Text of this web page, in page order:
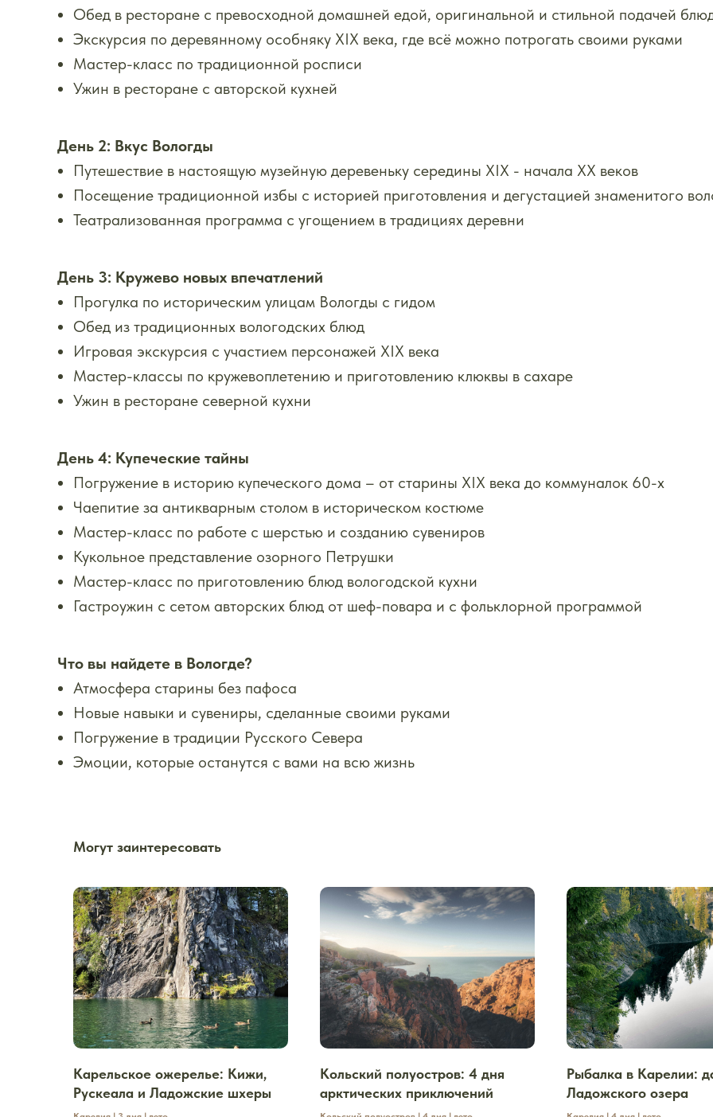
Обед в ресторане с превосходной домашней едой, оригинальной и стильной подачей
Экскурсия по деревянному особняку XIX века, где всё можно потрогать своими руками
Мастер-класс по традиционной росписи
Ужин в ресторане с авторской кухней
День 2: Вкус Вологды
Путешествие в настоящую музейную деревеньку середины XIX - начала XX веков
Посещение традиционной избы с историей приготовления и дегустацией знаменитого
Театрализованная программа с угощением в традициях деревни
День 3: Кружево новых впечатлений
Прогулка по историческим улицам Вологды с гидом
Обед из традиционных вологодских блюд
Игровая экскурсия с участием персонажей XIX века
Мастер-классы по кружевоплетению и приготовлению клюквы в сахаре
Ужин в ресторане северной кухни
День 4: Купеческие тайны
Погружение в историю купеческого дома – от старины XIX века до коммуналок 60-х
Чаепитие за антикварным столом в историческом костюме
Мастер-класс по работе с шерстью и созданию сувениров
Кукольное представление озорного Петрушки
Мастер-класс по приготовлению блюд вологодской кухни
Гастроужин с сетом авторских блюд от шеф-повара и с фольклорной программой
Что вы найдете в Вологде?
Атмосфера старины без пафоса
Новые навыки и сувениры, сделанные своими руками
Погружение в традиции Русского Севера
Эмоции, которые останутся с вами на всю жизнь
Могут заинтересовать
Карельское ожерелье: Кижи,
Рускеала и Ладожские шхеры
Кольский полуостров: 4 дня
арктических приключений
Рыбалка в Карелии:
Ладожского озера